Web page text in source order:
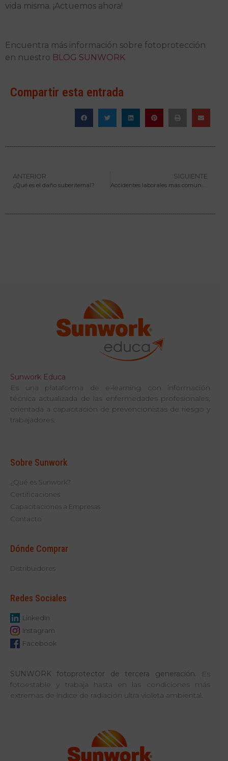
vida misma. ¡Actuemos ahora!
Encuentra más información sobre fotoprotección
en nuestro BLOG SUNWORK
Compartir esta entrada
ANTERIOR
¿Qué es el daño suberitemal?
SIGUIENTE
Accidentes laborales más comunes en invierno
Sunwork Educa
Es una plataforma de e-learning con información
técnica actualizada de las enfermedades profesionales,
orientada a capacitación de prevencionistas de riesgo y
trabajadores.
Sobre Sunwork
¿Qué es Sunwork?
Certificaciones
Capacitaciones a Empresas
Contacto
Dónde Comprar
Distribuidores
Redes Sociales
LinkedIn
Instagram
Facebook
SUNWORK fotoprotector de tercera generación. Es
fotoestable y trabaja hasta en las condiciones más
extremas de índice de radiación ultra violeta ambiental.